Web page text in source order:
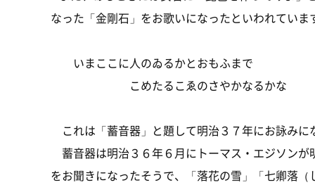
なった「金剛石」をお歌いになったといわれていま
いまここに人のゐるかとおもふまで
こめたるこゑのさやかなるかな
これは「蓄音器」と題して明治３７年にお詠みに
蓄音器は明治３６年６月にトーマス・エジソン
をお聞きになったそうで、「落花の雪」「七卿落